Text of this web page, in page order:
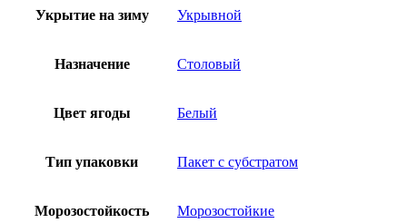
Укрытие на зиму Укрывной
Назначение Столовый
Цвет ягоды Белый
Тип упаковки Пакет с субстратом
Морозостойкость Морозостойкие